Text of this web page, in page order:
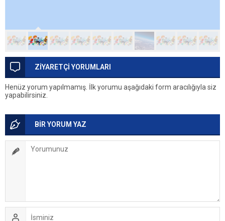
ZİYARETÇİ YORUMLARI
Henüz yorum yapılmamış. İlk yorumu aşağıdaki form aracılığıyla siz
yapabilirsiniz.
BİR YORUM YAZ